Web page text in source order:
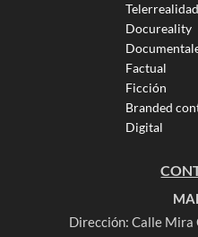
Telerrealidad
Docureality
Factual
Ficción
Branded
Digital
Dirección: Calle Mira